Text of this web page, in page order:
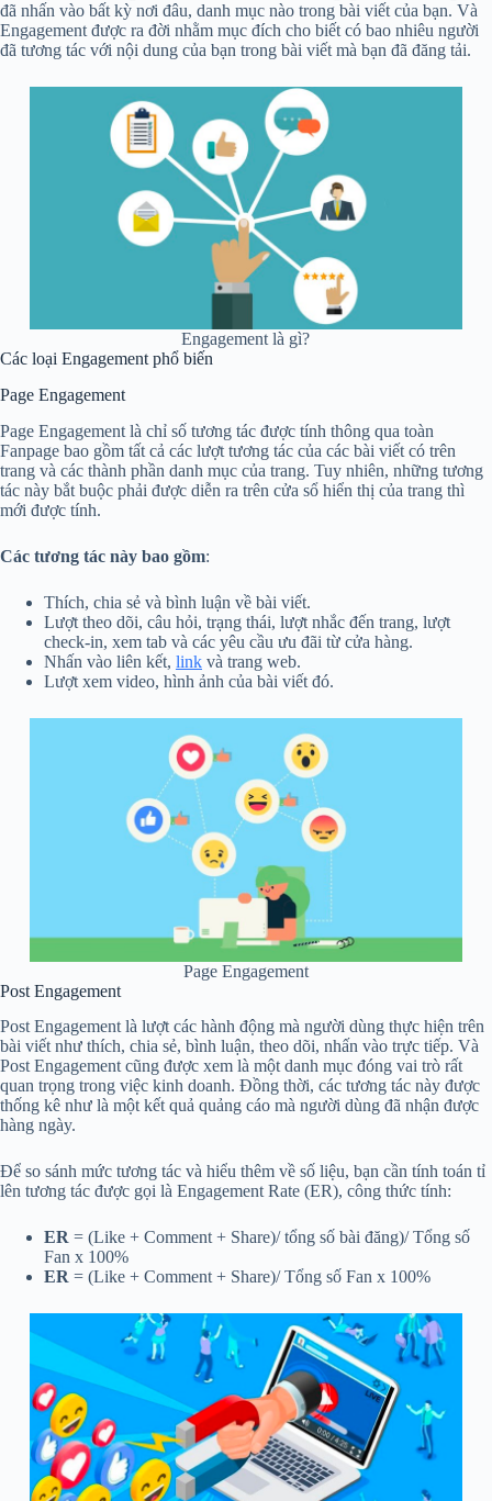
đã nhấn vào bất kỳ nơi đâu, danh mục nào trong bài viết của bạn. Và
Engagement được ra đời nhằm mục đích cho biết có bao nhiêu người
đã tương tác với nội dung của bạn trong bài viết mà bạn đã đăng tải.
Engagement là gì?
Các loại Engagement phổ biến
Page Engagement
Page Engagement là chỉ số tương tác được tính thông qua toàn
Fanpage bao gồm tất cả các lượt tương tác của các bài viết có trên
trang và các thành phần danh mục của trang. Tuy nhiên, những tương
tác này bắt buộc phải được diễn ra trên cửa sổ hiển thị của trang thì
mới được tính.
Các tương tác này bao gồm:
Thích, chia sẻ và bình luận về bài viết.
Lượt theo dõi, câu hỏi, trạng thái, lượt nhắc đến trang, lượt
check-in, xem tab và các yêu cầu ưu đãi từ cửa hàng.
Nhấn vào liên kết, link và trang web.
Lượt xem video, hình ảnh của bài viết đó.
Page Engagement
Post Engagement
Post Engagement là lượt các hành động mà người dùng thực hiện trên
bài viết như thích, chia sẻ, bình luận, theo dõi, nhấn vào trực tiếp. Và
Post Engagement cũng được xem là một danh mục đóng vai trò rất
quan trọng trong việc kinh doanh. Đồng thời, các tương tác này được
thống kê như là một kết quả quảng cáo mà người dùng đã nhận được
hàng ngày.
Để so sánh mức tương tác và hiểu thêm về số liệu, bạn cần tính toán tỉ
lên tương tác được gọi là Engagement Rate (ER), công thức tính:
ER = (Like + Comment + Share)/ tổng số bài đăng)/ Tổng số
Fan x 100%
ER = (Like + Comment + Share)/ Tổng số Fan x 100%